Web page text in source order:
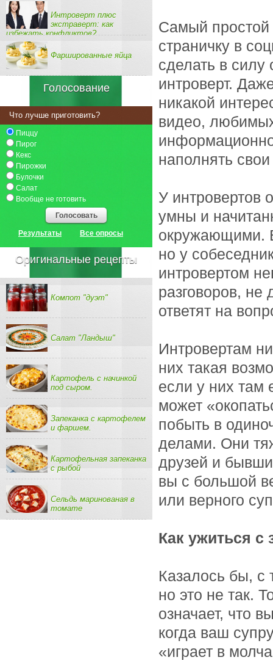
Интроверт плюс
экстраверт: как
избежать конфликтов?
Фаршированные яйца
Голосование
Что лучше приготовить?
Пиццу
Пирог
Кекс
Пирожки
Булочки
Салат
Вообще не готовить
Голосовать
Результаты Все опросы
Оригинальные рецепты
Компот "дуэт"
Салат "Ландыш"
Картофель с начинкой
под сыром.
Запеканка с картофелем
и фаршем.
Картофельная запеканка
с рыбой
Сельдь маринованая в
томате
Самый простой
страничку в
сделать в силу
интроверт.
никакой
видео, любимых
наполнять
У интровертов
умны и
окружающими.
но у
интровертом
разговоров, не
ответят на
Интровертам
них такая
если у них там
может
побыть в
делами. Они
друзей и
вы с большой
или верного
Как ужиться
Казалось бы, с
но это не так.
означает, что
когда ваш
«играет в